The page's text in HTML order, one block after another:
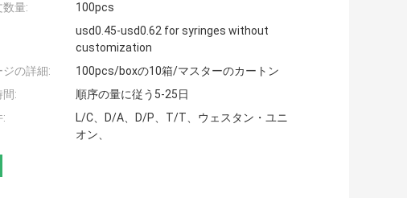
量:
100pcs
usd0.45-usd0.62 for syringes without
customization
の詳細:
100pcs/boxの10箱/マスターのカートン
間:
順序の量に従う5-25日
L/C、D/A、D/P、T/T、ウェスタン・ユニ
オン、